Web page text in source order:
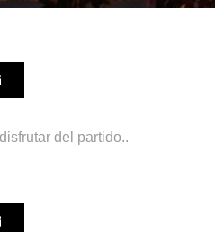
del partido..